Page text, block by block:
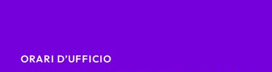
ORARI D’UFFICIO